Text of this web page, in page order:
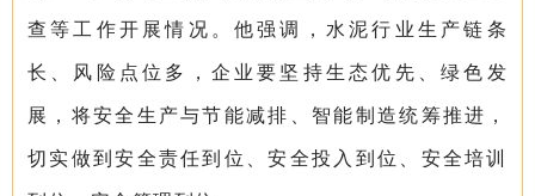
查等工作开展情况。他强调，水泥行业生产链条
长、风险点位多，企业要坚持生态优先、绿色发
展，将安全生产与节能减排、智能制造统筹推进，
切实做到安全责任到位、安全投入到位、安全培训